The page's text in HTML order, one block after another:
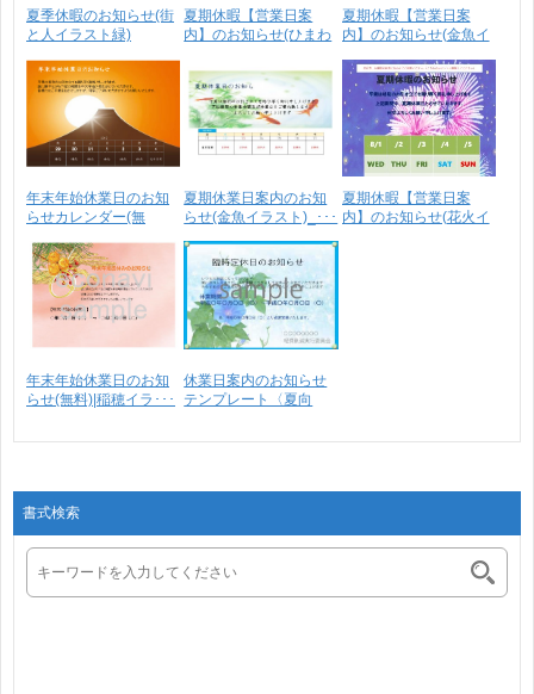
夏季休暇のお知らせ(街
と人イラスト緑)
夏期休暇【営業日案
内】のお知らせ(ひまわ
夏期休暇【営業日案
内】のお知らせ(金魚イ
年末年始休業日のお知
らせカレンダー(無
夏期休業日案内のお知
らせ(金魚イラスト)_･･･
夏期休暇【営業日案
内】のお知らせ(花火イ
年末年始休業日のお知
らせ(無料)|稲穂イラ･･･
休業日案内のお知らせ
テンプレート〈夏向
書式検索